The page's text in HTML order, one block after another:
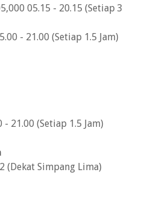
05.15 - 20.15 (Setiap 3
- 21.00 (Setiap 1.5 Jam)
21.00 (Setiap 1.5 Jam)
(Dekat Simpang Lima)